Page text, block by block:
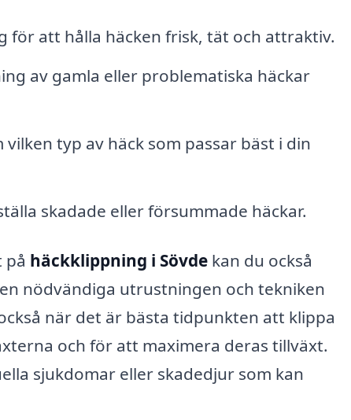
för att hålla häcken frisk, tät och attraktiv.
av gamla eller problematiska häckar
typ av häck som passar bäst i din
skadade eller försummade häckar.
på häckklippning i Sövde kan du också
nödvändiga utrustningen och tekniken
när det är bästa tidpunkten att klippa
och för att maximera deras tillväxt.
sjukdomar eller skadedjur som kan